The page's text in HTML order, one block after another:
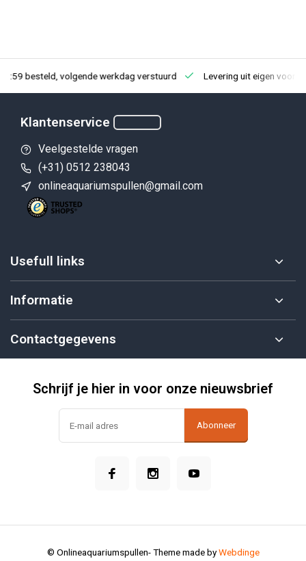
besteld, volgende werkdag verstuurd Levering uit eigen
Klantenservice
Veelgestelde vragen
(+31) 0512 238043
onlineaquariumspullen@gmail.com
Usefull links
Informatie
Contactgegevens
Schrijf je hier in voor onze nieuwsbrief
Abonneer
© Onlineaquariumspullen- Theme made byWebdinge